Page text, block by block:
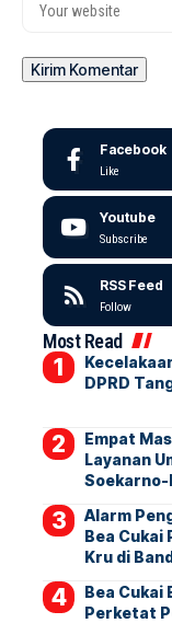
Facebook
Like
Youtube
Subscribe
RSS Feed
Follow
Most Read
DPRD
Empat
Layanan
Alarm
Bea Cukai
Kru di
Bea Cukai
Perketat